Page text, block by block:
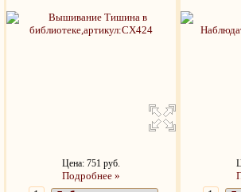
Цена: 751 руб.
Подробнее »